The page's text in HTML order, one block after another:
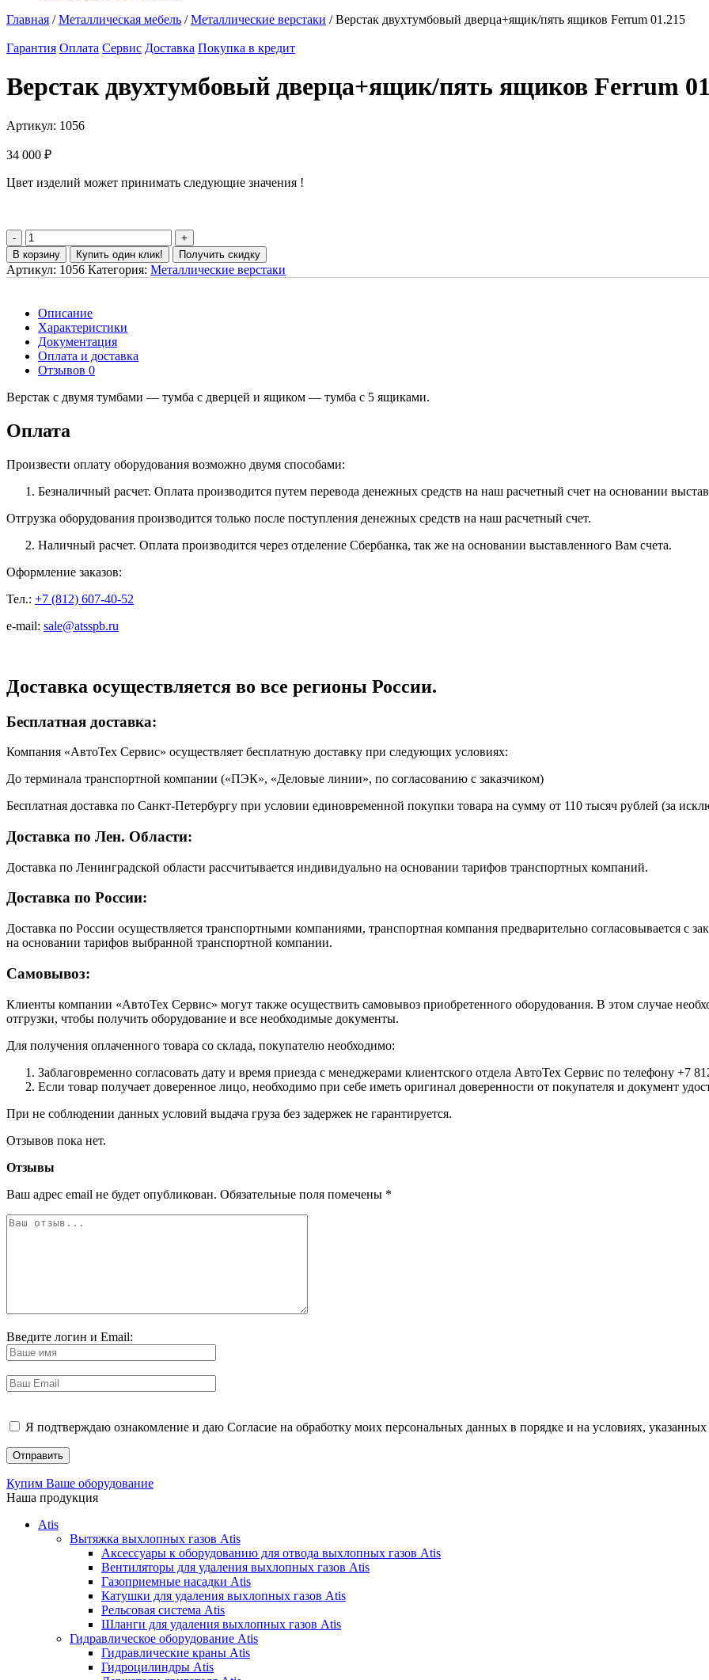
Главная /Металлическая мебель /Металлические верстаки / Верстак двухтумбовый дверца+ящик/пять ящиков Ferrum 01.215
Гарантия Оплата Сервис Доставка Покупка в кредит
Верстак двухтумбовый дверца+ящик/пять ящиков Ferrum
Артикул: 1056
34 000 ₽
Цвет изделий может принимать следующие значения !
В корзину Купить один клик! Получить скидку
Артикул: 1056 Категория: Металлические верстаки
Описание
Характеристики
Документация
Оплата и доставка
Отзывов 0
Верстак с двумя тумбами — тумба с дверцей и ящиком — тумба с 5 ящиками.
Оплата
Произвести оплату оборудования возможно двумя способами:
Безналичный расчет. Оплата производится путем перевода денежных средств на наш расчетный счет на основании
Отгрузка оборудования производится только после поступления денежных средств на наш расчетный счет.
Наличный расчет. Оплата производится через отделение Сбербанка, так же на основании выставленного Вам счета.
Оформление заказов:
Тел.: +7 (812) 607-40-52
e-mail: sale@atsspb.ru
Доставка осуществляется во все регионы России.
Бесплатная доставка:
Компания «АвтоТех Сервис» осуществляет бесплатную доставку при следующих условиях:
До терминала транспортной компании («ПЭК», «Деловые линии», по согласованию с заказчиком)
Бесплатная доставка по Санкт-Петербургу при условии единовременной покупки товара на сумму от 110 тысяч рублей (за
Доставка по Лен. Области:
Доставка по Ленинградской области рассчитывается индивидуально на основании тарифов транспортных компаний.
Доставка по России:
Доставка по России осуществляется транспортными компаниями, транспортная компания предварительно согласовывается с
на основании тарифов выбранной транспортной компании.
Самовывоз:
Клиенты компании «АвтоТех Сервис» могут также осуществить самовывоз приобретенного оборудования. В этом случае
отгрузки, чтобы получить оборудование и все необходимые документы.
Для получения оплаченного товара со склада, покупателю необходимо:
Заблаговременно согласовать дату и время приезда с менеджерами клиентского отдела АвтоТех Сервис по телефону +7
Если товар получает доверенное лицо, необходимо при себе иметь оригинал доверенности от покупателя и документ
При не соблюдении данных условий выдача груза без задержек не гарантируется.
Отзывов пока нет.
Отзывы
Ваш адрес email не будет опубликован. Обязательные поля помечены *
Введите логин и Email:
Я подтверждаю ознакомление и даю Согласие на обработку моих персональных данных в порядке и на условиях,
Купим Ваше оборудование
Наша продукция
Atis
Вытяжка выхлопных газов Atis
Аксессуары к оборудованию для отвода выхлопных газов Atis
Вентиляторы для удаления выхлопных газов Atis
Газоприемные насадки Atis
Катушки для удаления выхлопных газов Atis
Рельсовая система Atis
Шланги для удаления выхлопных газов Atis
Гидравлическое оборудование Atis
Гидравлические краны Atis
Гидроцилиндры Atis